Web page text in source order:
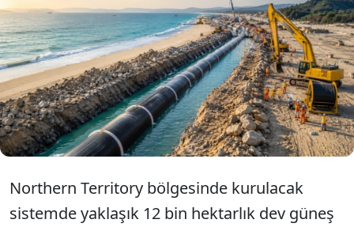
dünyanın en büyük yenilenebilir enerji altyapı
yatırımlarından biri olarak gösteriliyor. Proje
kapsamında ülkenin kuzeyinde kurulacak dev
güneş enerjisi çiftliğinden elde edilen elektriğin,
deniz altından geçecek yaklaşık 4 bin 300
kilometrelik kablolarla Singapur’a taşınması
planlanıyor.
Northern Territory bölgesinde kurulacak
sistemde yaklaşık 12 bin hektarlık dev güneş